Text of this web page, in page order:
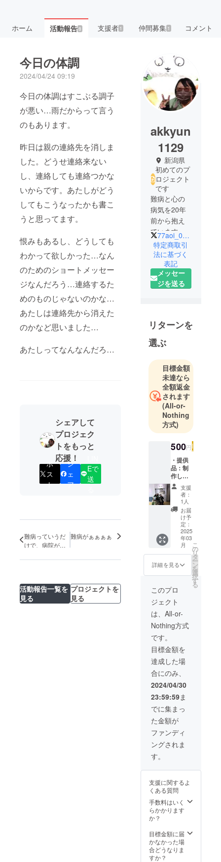
ホーム 活動報告8 支援者 1 仲間募集 1 コメント
今日の体調
2024/04/24 09:19
今日の体調はすこぶる調子
が悪い…雨だからって言う
のもあります。
昨日は親の連絡先を消しま
した。どうせ連絡来ない
し、連絡しても連絡つかな
いからです。あたしがどう
してもこうなったかも書こ
うと思ってます。
恨みもあるし、どうしても
わかって欲しかった…なん
のためのショートメッセー
ジなんだろう…連絡するた
めのものじゃないのかな…
あたしは連絡先から消えた
のかなど思いました…
あたしってなんなんだろ…
シェアして
プロジェク
トをもっと
応援！
ポ
ス
ト
シ
ェ
ア
Eで
送
難病っていうだ
けで、病院が冷
か？
難病がぁぁぁぁ
活動報告一覧を
見る
プロジェクトを
見る
akkyun
1129
新潟県
初めてのプ
ロジェクト
です
難病と心の
病気を20年
前から抱え
ています。
今は車椅子
と介護ベッ
トで、過ご
していま
す。
旦那と二人
暮しで、ち
いかわグッ
のが好きで
す！
77aoi_04030421
特定商取引
法に基づく
表記
メッセー
ジを送る
リターンを
選ぶ
目標金額
未達なら
全額返金
されます
(All-or-
Nothing
方式)
500円
・提供
品：制
作した
著作本
・内
容：30
ページ
程度 是
非読ん
で欲し
いで
す！ 難
病患者
の実
態、難
病って
なんだ
ろう？
そんな
んなの
が難病
なの？
く書き
たいと
思いま
す。
支援
者：
1人
お届
け予
定：
2025
年03
月
詳細を見る
こ
の
リ
タ
ー
ン
を
選
択
す
る
このプロ
ジェクト
は、All-or-
Nothing方式
です。
目標金額を
達成した場
合にのみ、
2024/04/30
23:59:59ま
でに集まっ
た金額が
ファンディ
ングされま
す。
支援に関するよ
くある質問
手数料はいく
らかかります
か？
目標金額に届
かなかった場
合どうなりま
すか？